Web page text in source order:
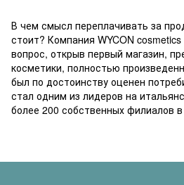
В чем смысл переплачивать за
стоит? Компания WYCON
вопрос, открыв первый магазин,
косметики, полностью
был по достоинству оценен
стал одним из лидеров на
более 200 собственных филиалов